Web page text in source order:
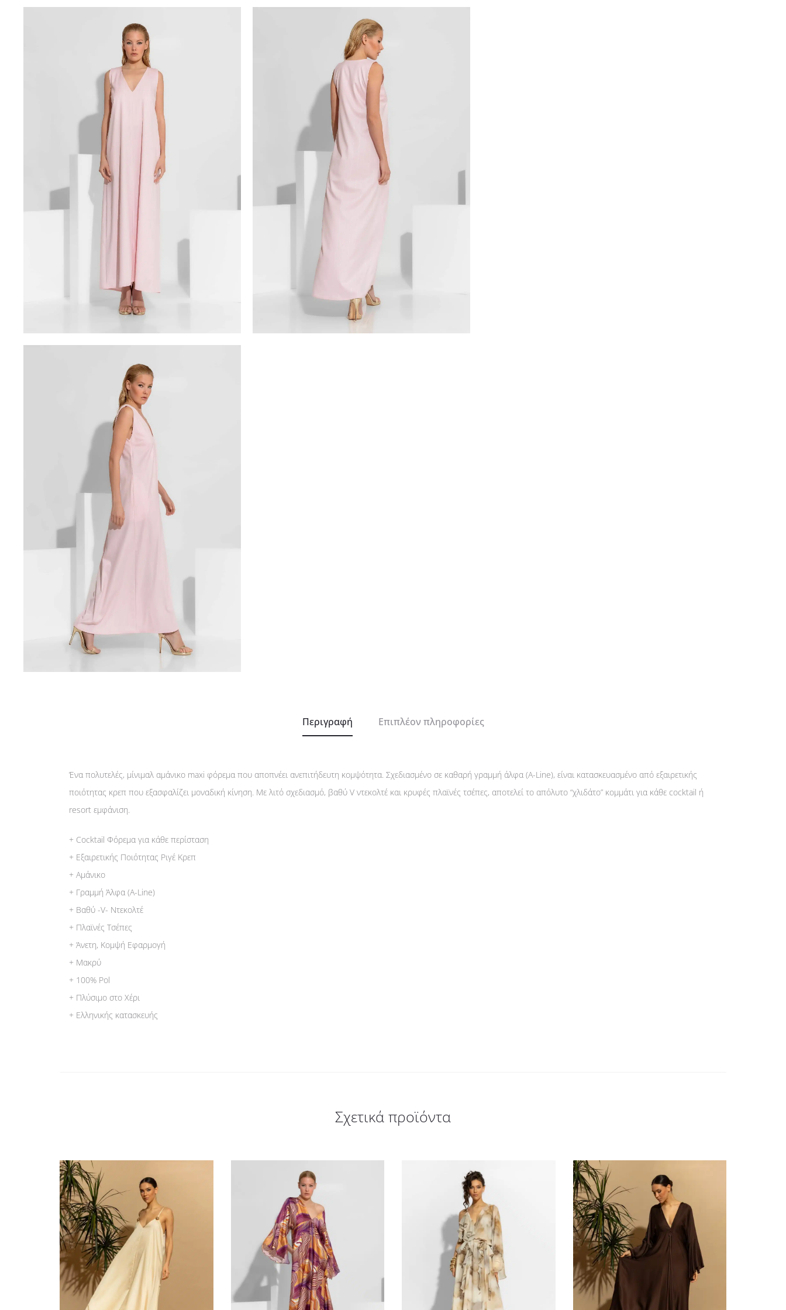
Περιγραφή Επιπλέον πληροφορίες
Ένα πολυτελές, μίνιμαλ αμάνικο maxi φόρεμα που αποπνέει ανεπιτήδευτη κομψότητα. Σχεδιασμένο σε καθαρή γραμμή άλφα (A-Line), είναι κατασκευασμένο από εξαιρετικής
ποιότητας κρεπ που εξασφαλίζει μοναδική κίνηση. Με λιτό σχεδιασμό, βαθύ V ντεκολτέ και κρυφές πλαϊνές τσέπες, αποτελεί το απόλυτο “χλιδάτο” κομμάτι για κάθε cocktail ή
resort εμφάνιση.
+ Cocktail Φόρεμα για κάθε περίσταση
+ Εξαιρετικής Ποιότητας Ριγέ Κρεπ
+ Αμάνικο
+ Γραμμή Άλφα (A-Line)
+ Βαθύ -V- Ντεκολτέ
+ Πλαϊνές Τσέπες
+ Άνετη, Κομψή Εφαρμογή
+ Μακρύ
+ 100% Pol
+ Πλύσιμο στο Χέρι
+ Ελληνικής κατασκευής
Σχετικά προϊόντα